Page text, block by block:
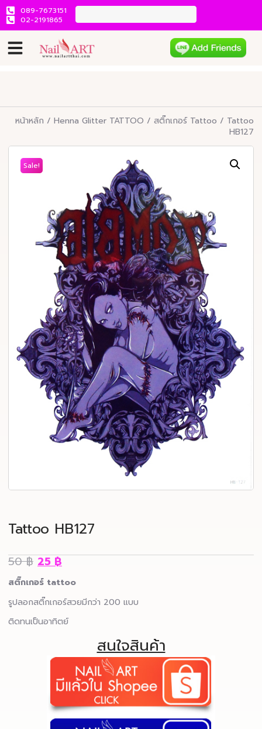
089-7673151
02-2191865
หน้าหลัก / Henna Glitter TATTOO / สติ๊กเกอร์ Tattoo / Tattoo
HB127
Sale!
Tattoo HB127
50฿ 25฿
สติ๊กเกอร์ tattoo
รูปลอกสติ๊กเกอร์สวยมีกว่า 200 แบบ
ติดทนเป็นอาทิตย์
สนใจสินค้า